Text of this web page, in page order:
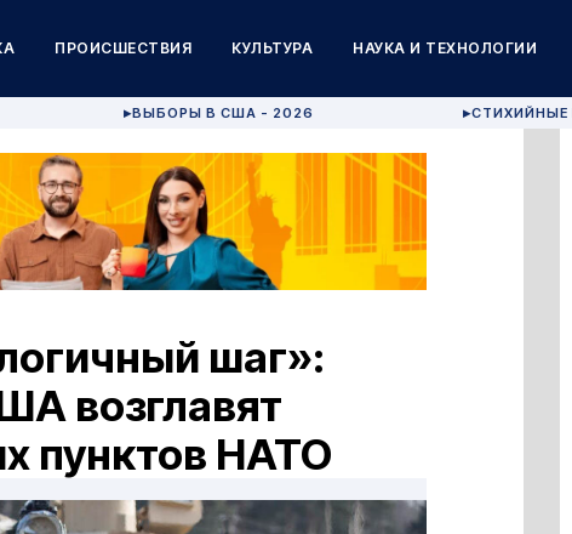
ПРОИСШЕСТВИЯ КУЛЬТУРА НАУКА И ТЕХНОЛОГИИ
▶ВЫБОРЫ В США - 2026 ▶СТИХИЙНЫЕ
шаг»:
возглавят
пунктов НАТО